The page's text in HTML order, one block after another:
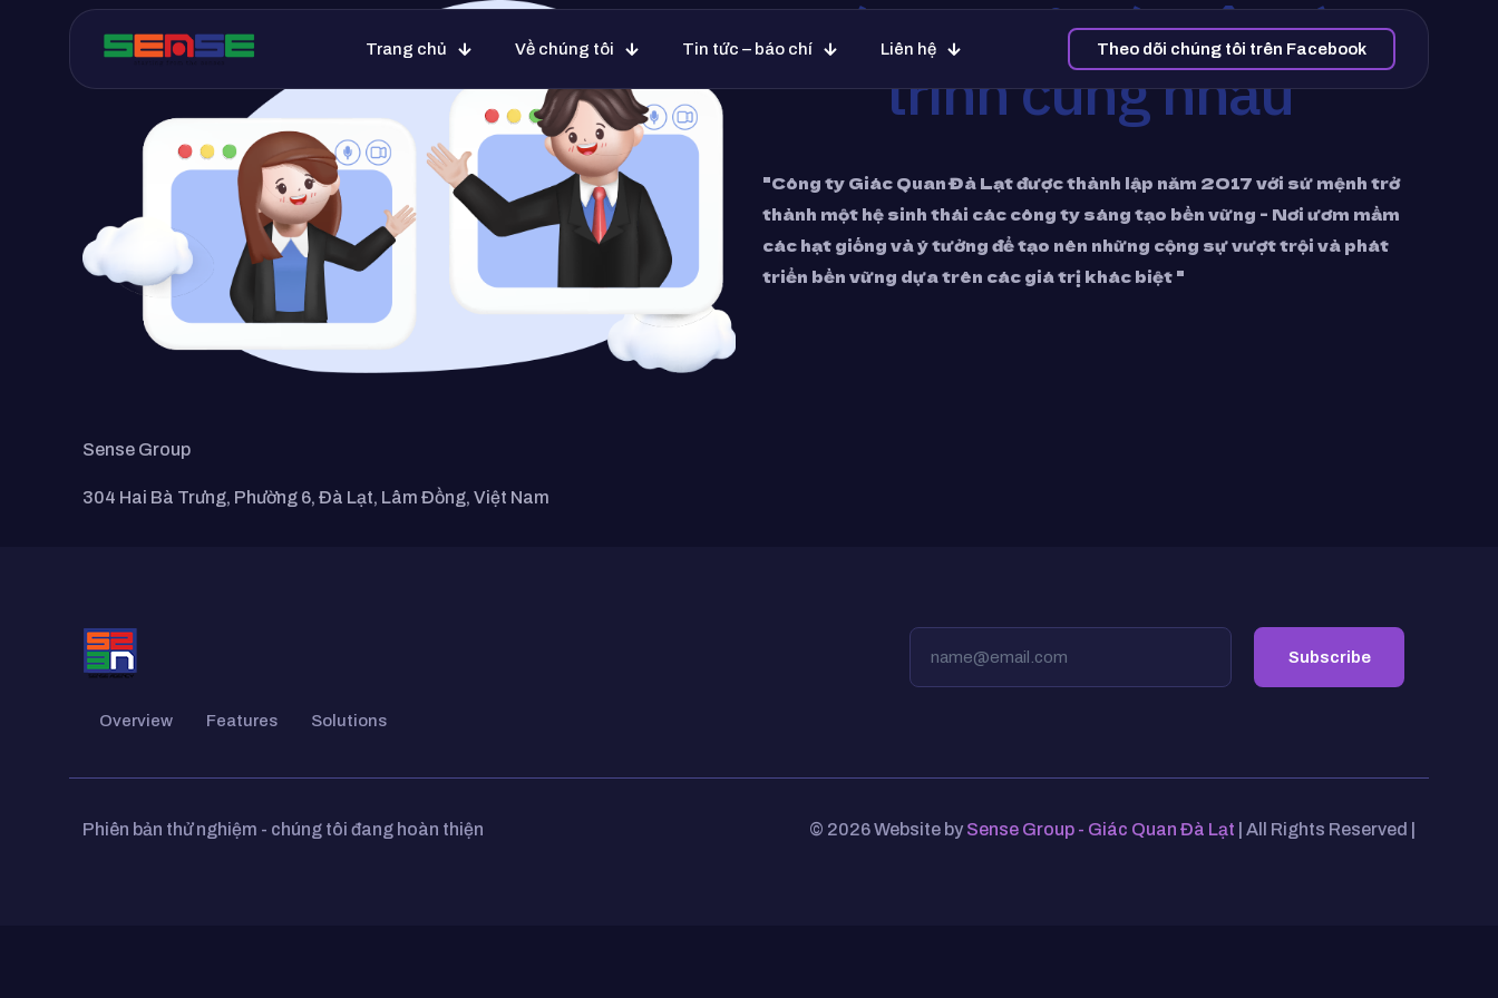
Trang chủ Về chúng tôi Tin tức – báo chí Liên hệ Theo dõi chúng tôi trên Facebook
Chúng ta sẽ có một hành
trình cùng nhau
"Công ty Giác Quan Đà Lạt được thành lập năm 2017 với sứ mệnh trở
thành một hệ sinh thái các công ty sáng tạo bền vững - Nơi ươm mầm
các hạt giống và ý tưởng để tạo nên những cộng sự vượt trội và phát
triển bền vững dựa trên các giá trị khác biệt "
Sense Group
304 Hai Bà Trưng, Phường 6, Đà Lạt, Lâm Đồng, Việt Nam
Overview Features Solutions
Phiên bản thử nghiệm - chúng tôi đang hoàn thiện © 2026 Website by Sense Group - Giác Quan Đà Lạt | All Rights Reserved |